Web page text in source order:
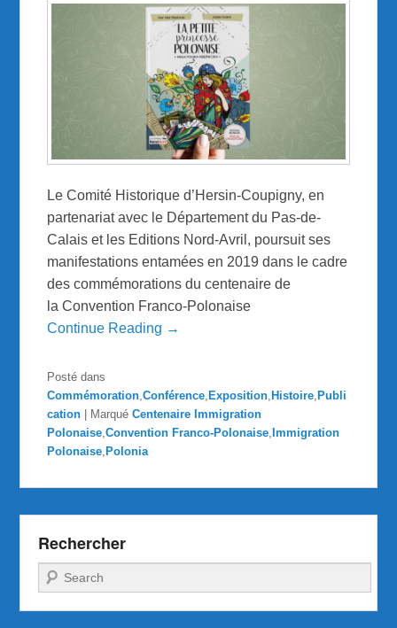
Le Comité Historique d’Hersin-Coupigny, en
partenariat avec le Département du Pas-de-
Calais et les Editions Nord-Avril, poursuit ses
manifestations entamées en 2019 dans le cadre
des commémorations du centenaire de
la Convention Franco-Polonaise
Continue Reading →
Posté dans
Commémoration,Conférence, Exposition, Histoire, Publi
cation
Marqué Centenaire Immigration
Polonaise,Convention Franco-Polonaise, Immigration
Polonaise, Polonia
Rechercher
Recherche